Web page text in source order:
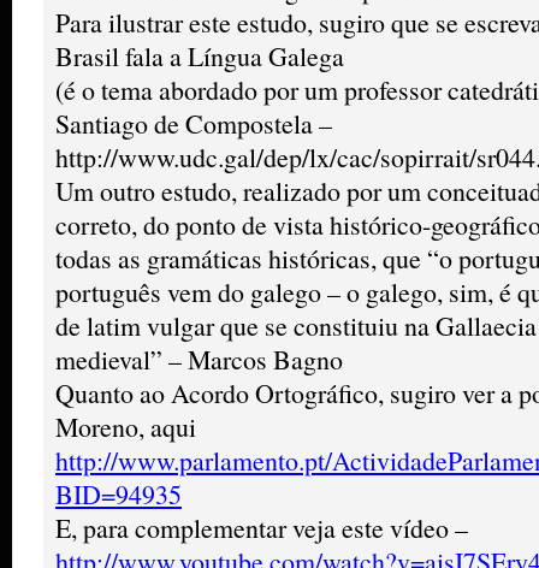
Para ilustrar este estudo, sugiro que se
Brasil fala a Língua Galega
(é o tema abordado por um professor
Santiago de Compostela –
‪http://www.udc.gal/dep/lx/cac/sopirrait/
Um outro estudo, realizado por um
correto, do ponto de vista histórico-
todas as gramáticas históricas, que “o
português vem do galego – o galego, sim, é
de latim vulgar que se constituiu na
medieval” – Marcos Bagno
Quanto ao Acordo Ortográfico, sugiro ver a
Moreno, aqui
http://www.parlamento.pt/
BID=94935
E, para complementar veja este vídeo –